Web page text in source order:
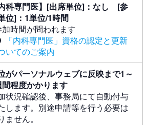
内科専門医】[出席単位]：なし [参
位]：1単位/1時間
時間が問われます
「内科専門医」資格の認定と更新
いてのご案内
がパーソナルウェブに反映まで1～
間程度かかります
状況確認後、事務局にて自動付与
します。別途申請等を行う必要は
ません。